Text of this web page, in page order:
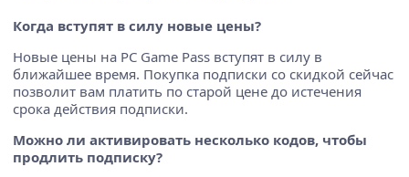
Когда вступят в силу новые цены?
Новые цены на PC Game Pass вступят в силу в
ближайшее время. Покупка подписки со скидкой сейчас
позволит вам платить по старой цене до истечения
срока действия подписки.
Можно ли активировать несколько кодов, чтобы
продлить подписку?